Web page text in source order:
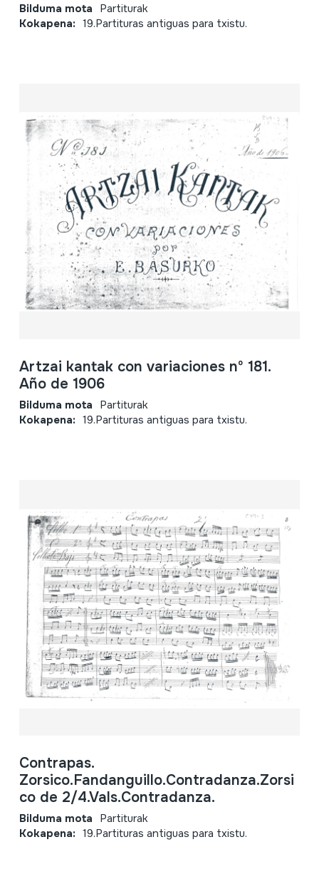
Bilduma mota Partiturak
Kokapena: 19.Partituras antiguas para txistu.
Artzai kantak con variaciones nº 181.
Año de 1906
Bilduma mota Partiturak
Kokapena: 19.Partituras antiguas para txistu.
Contrapas.
Zorsico.Fandanguillo.Contradanza.Zorsi
co de 2/4.Vals.Contradanza.
Bilduma mota Partiturak
Kokapena: 19.Partituras antiguas para txistu.